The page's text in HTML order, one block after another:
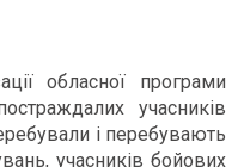
обласної програми
учасників
і перебувають
учасників бойових